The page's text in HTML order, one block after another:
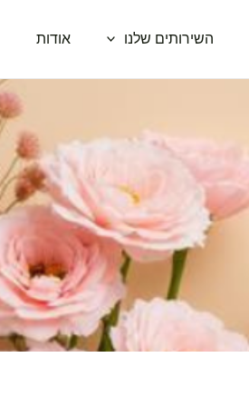
השירותים שלנו אודות